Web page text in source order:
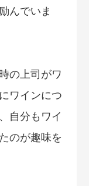
んでいま
の上司がワ
ワインにつ
自分もワイ
のが趣味を